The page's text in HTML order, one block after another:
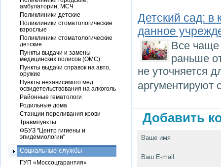
Детский сад: в
данное
Все чаще
раньше
не уточняется
аргументируют
Добавить
Ваше имя
Ваш E-mail
амбулатории, МСЧ
Поликлиники детские
Поликлиники стоматологические
взрослые
Поликлиники стоматологические
детские
Пункты выдачи и замены
медицинских полисов (ОМС)
Пункты выдачи справок на авто,
оружие
Пункты независимого мед.
освидетельствования на алкоголь
Районные гематологи
Родильные дома
Станции переливания крови
Травмпункты
ФБУЗ "Центр гигиены и
эпидемиологии"
Социальные службы
ГУП «Моссоцгарантия»